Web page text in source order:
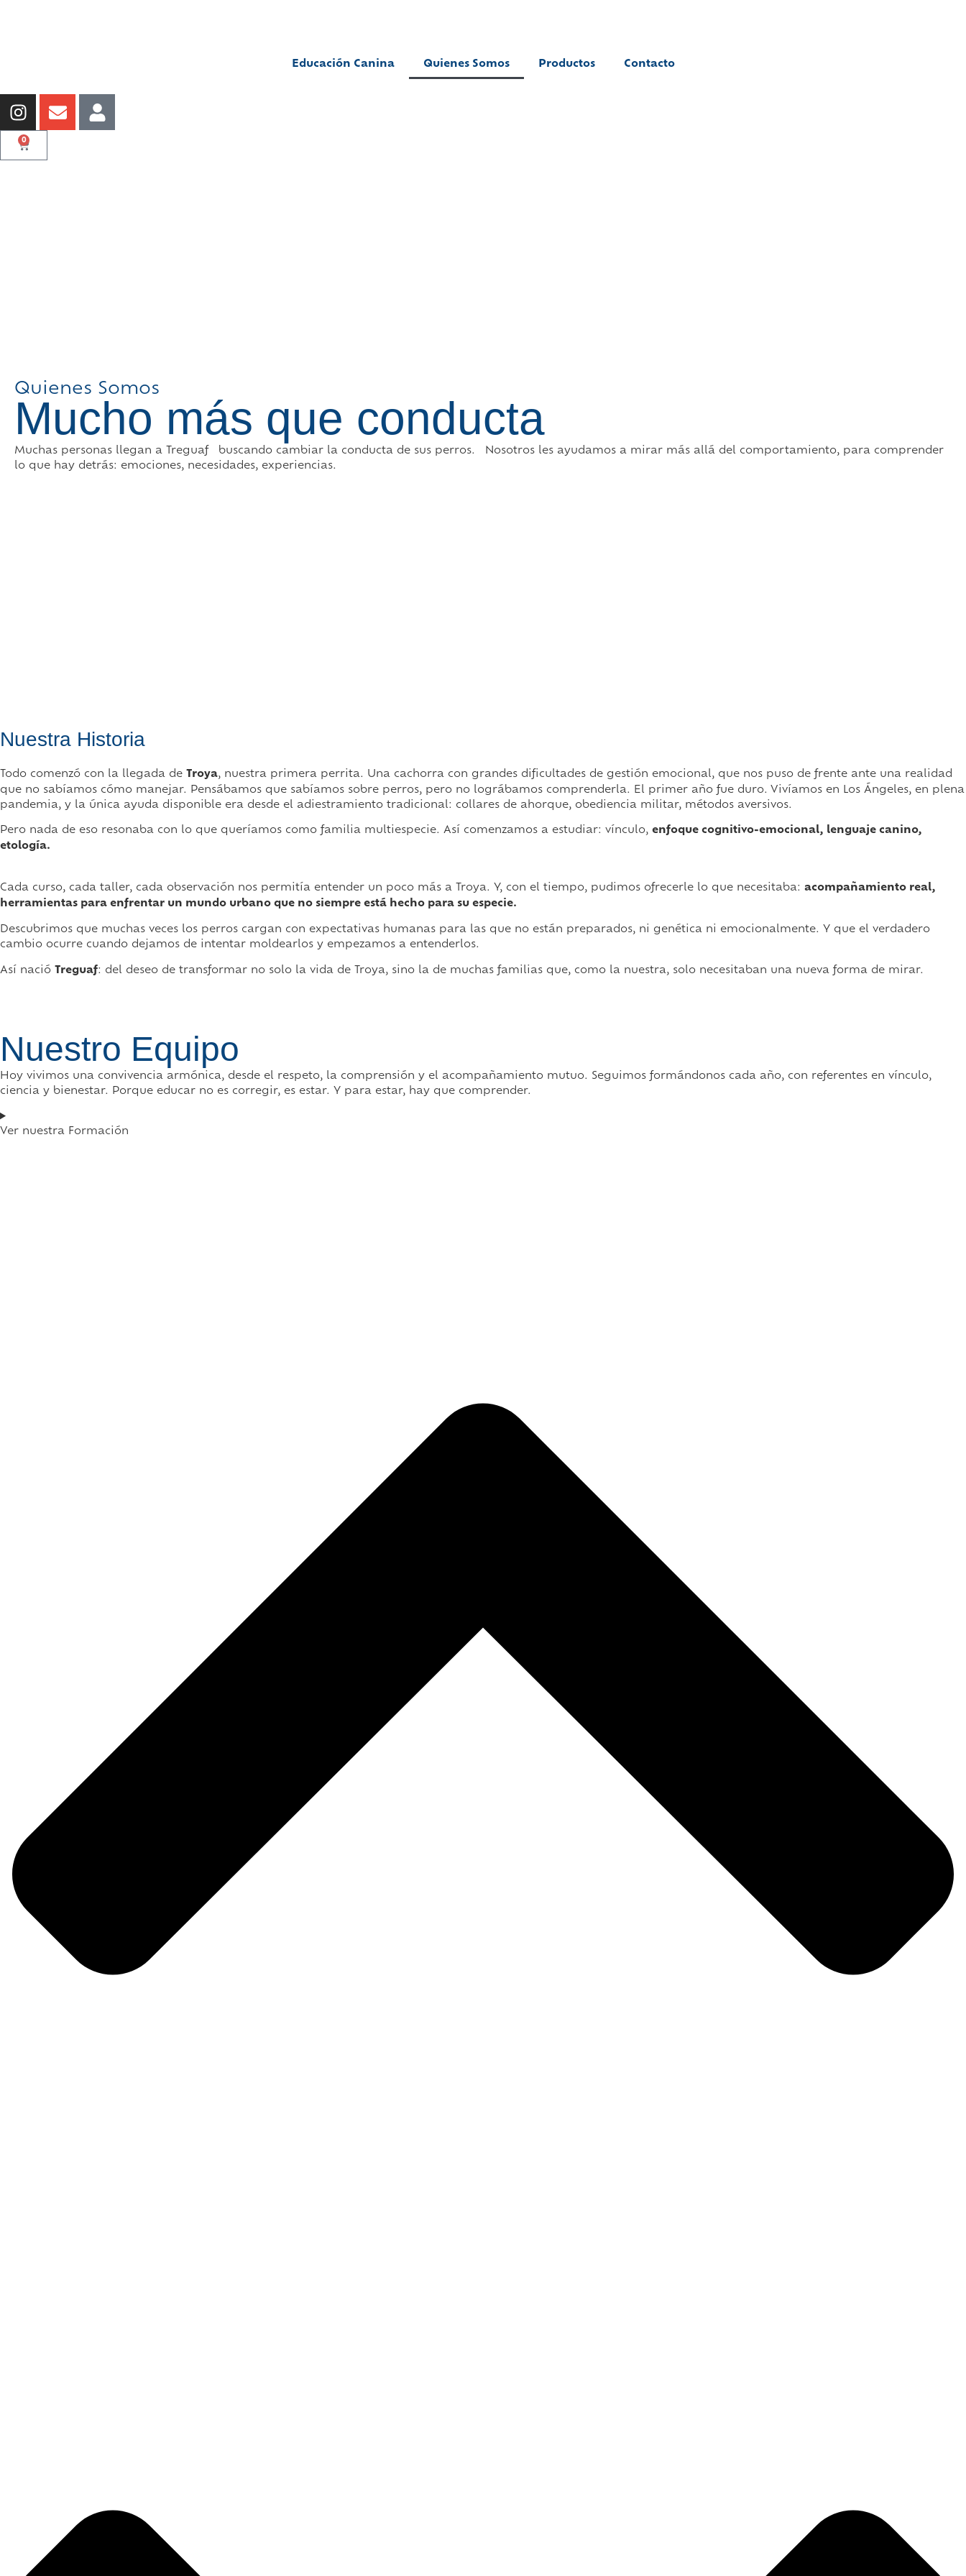
Educación Canina Quienes Somos Productos Contacto
0
Quienes Somos
Mucho más que conducta
Muchas personas llegan a Treguaf buscando cambiar la conducta de sus perros. Nosotros les ayudamos a mirar más allá del comportamiento, para comprender
lo que hay detrás: emociones, necesidades, experiencias.
Nuestra Historia
Todo comenzó con la llegada de Troya, nuestra primera perrita. Una cachorra con grandes dificultades de gestión emocional, que nos puso de frente ante una realidad
que no sabíamos cómo manejar. Pensábamos que sabíamos sobre perros, pero no lográbamos comprenderla. El primer año fue duro. Vivíamos en Los Ángeles, en plena
pandemia, y la única ayuda disponible era desde el adiestramiento tradicional: collares de ahorque, obediencia militar, métodos aversivos.
Pero nada de eso resonaba con lo que queríamos como familia multiespecie. Así comenzamos a estudiar: vínculo, enfoque cognitivo-emocional, lenguaje canino,
etología.
Cada curso, cada taller, cada observación nos permitía entender un poco más a Troya. Y, con el tiempo, pudimos ofrecerle lo que necesitaba: acompañamiento real,
herramientas para enfrentar un mundo urbano que no siempre está hecho para su especie.
Descubrimos que muchas veces los perros cargan con expectativas humanas para las que no están preparados, ni genética ni emocionalmente. Y que el verdadero
cambio ocurre cuando dejamos de intentar moldearlos y empezamos a entenderlos.
Así nació Treguaf: del deseo de transformar no solo la vida de Troya, sino la de muchas familias que, como la nuestra, solo necesitaban una nueva forma de mirar.
Nuestro Equipo
Hoy vivimos una convivencia armónica, desde el respeto, la comprensión y el acompañamiento mutuo. Seguimos formándonos cada año, con referentes en vínculo,
ciencia y bienestar. Porque educar no es corregir, es estar. Y para estar, hay que comprender.
Ver nuestra Formación